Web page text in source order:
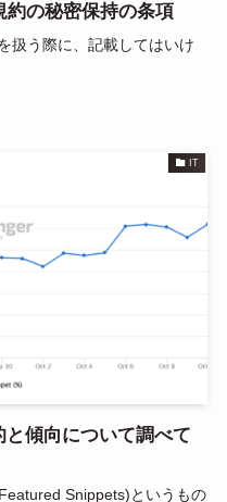
の秘密保持の条項
扱う際に、記載してはいけ
IT
傾向について調べて
Snippets)というもの